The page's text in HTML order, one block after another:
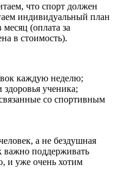
что спорт должен
индивидуальный план
(оплата за
в стоимость).
каждую неделю;
ученика;
со спортивным
а не бездушная
поддерживать
и уже очень хотим